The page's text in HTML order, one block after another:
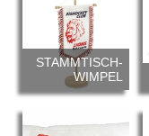
STAMMTISCH-
WIMPEL